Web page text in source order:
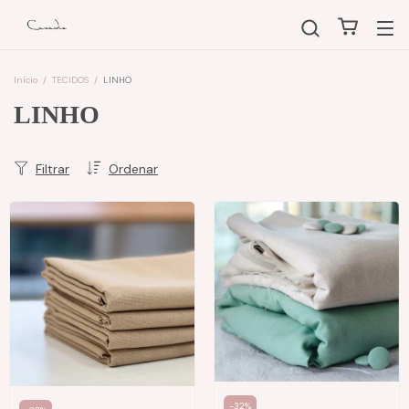
Início / TECIDOS / LINHO
LINHO
Ordenar
Filtrar
-32%